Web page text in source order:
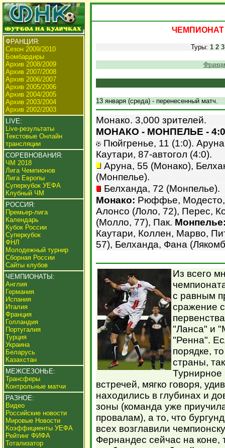
ФРАНЦИЯ:
Сезон 2009/2010
Бомбардиры
Архив 2008/2009
Архив 2007/2008
Архив 2006/2007
Архив 2005/2006
Архив 2004/2005
Архив 2003/2004
Архив 2002/2003
LIVE:
Live-результаты
Текстовые Онлайн
трансляции
СОРЕВНОВАНИЯ:
ЧМ 2018
Лига Чемпионов
Лига Европы
Суперкубок УЕФА
Клубный ЧМ
РОССИЯ:
Премьер-лига
Календарь
Кубок России
Суперкубок
ФНЛ
Молодежный турнир
Сборная России
Сайты клубов
ЧЕМПИОНАТЫ:
Англия
Германия
Испания
Италия
Франция
Голландия
Португалия
Турция
Украина
Беларусь
Казахстан
МЕЖСЕЗОНЬЕ:
Трансферы
Контрольные матчи
РАЗНОЕ:
Видео
Российские новости
Мировые Новости
Коэффициенты УЕФА
Рейтинг ФИФА
Тотализатор
ЧЕМПИОНАТ
Туры:1 2 3
13 января (среда) - перенесенный матч.
Монако. 3,000 зрителей.
МОНАКО - МОНПЕЛЬЕ - 4:0
Пюйгренье, 11 (1:0).
Каутари, 87-автогол (4:0).
Аруна, 55 (Монако),
(Монпелье).
Белханда, 72 (Монпелье).
Монако: Рюффье, Модесто,
Алонсо (Лоло, 72), Перес,
(Молло, 77), Пак.
Каутари, Коллен, Марво,
57), Белханда, Фана
Из всего
с равным
сражение
"Ланса" и
"Ренна".
порядке,
страны,
Турнирное
встречей, мягко говоря,
находились в глубинах и
зоны (команда уже
провалам), а то, что
всех возглавили
Фернандес сейчас на коне,